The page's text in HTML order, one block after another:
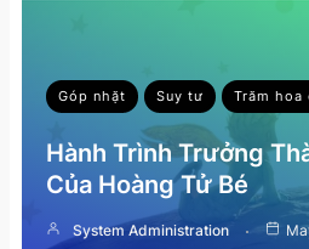
Góp nhặt Suy tư Trăm hoa
Hành Trình Trưởng
Của Hoàng Tử Bé
System Administration